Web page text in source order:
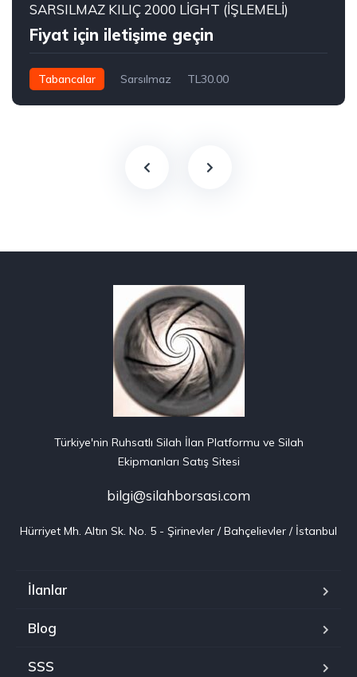
SARSILMAZ KILIÇ 2000 LİGHT (İŞLEMELİ)
Fiyat için iletişime geçin
Tabancalar Sarsılmaz TL30.00
Türkiye'nin Ruhsatlı Silah İlan Platformu ve Silah
Ekipmanları Satış Sitesi
bilgi@silahborsasi.com
Hürriyet Mh. Altın Sk. No. 5 - Şirinevler / Bahçelievler / İstanbul
İlanlar
Blog
SSS